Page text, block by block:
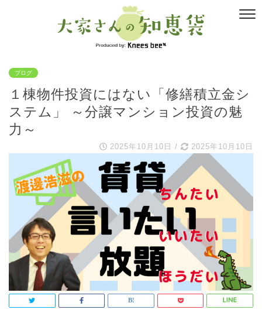
ブログ
１棟物件投資にはない「修繕積立金シ
ステム」 ～分譲マンション投資の魅
力～
2025年10月10日 / 2025年10月10日